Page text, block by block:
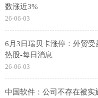
数涨近3%
26-06-03
6月3日瑞贝卡涨停：外贸
热股-每日消息
26-06-03
中国软件：公司不存在被